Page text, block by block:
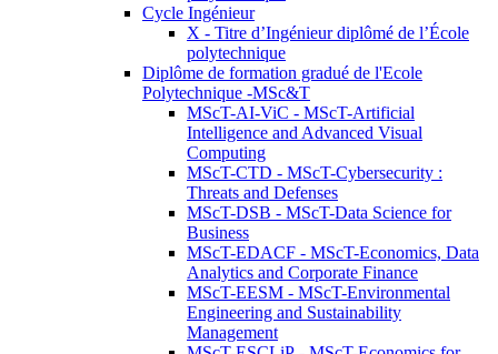
Cycle Ingénieur
X - Titre d’Ingénieur diplômé de l’École
polytechnique
Diplôme de formation gradué de l'Ecole
Polytechnique -MSc&T
MScT-AI-ViC - MScT-Artificial
Intelligence and Advanced Visual
Computing
MScT-CTD - MScT-Cybersecurity :
Threats and Defenses
MScT-DSB - MScT-Data Science for
Business
MScT-EDACF - MScT-Economics, Data
Analytics and Corporate Finance
MScT-EESM - MScT-Environmental
Engineering and Sustainability
Management